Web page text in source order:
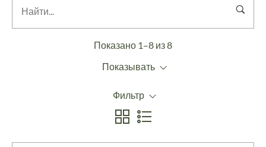
Показано 1–8 из 8
Показывать
Фильтр